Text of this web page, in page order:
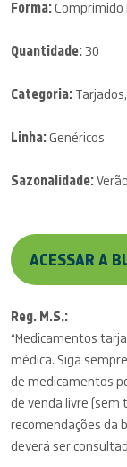
Forma:Comprimido
Quantidade: 30
Categoria:
Linha:Genéricos
Sazonalidade:Verão
ACESSAR A
Reg. M.S.:
“Medicamentos
médica. Siga
de medicamentos
de venda livre (sem
recomendações da
deverá ser